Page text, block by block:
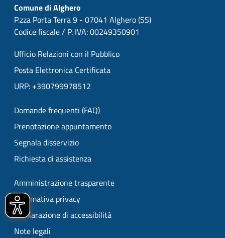
Comune di Alghero
P.zza Porta Terra 9 - 07041 Alghero (SS)
Codice fiscale / P. IVA: 00249350901
Ufficio Relazioni con il Pubblico
Posta Elettronica Certificata
URP: +390799978512
Domande frequenti (FAQ)
Prenotazione appuntamento
Segnala disservizio
Richiesta di assistenza
Amministrazione trasparente
Informativa privacy
Dichiarazione di accessibilità
Note legali